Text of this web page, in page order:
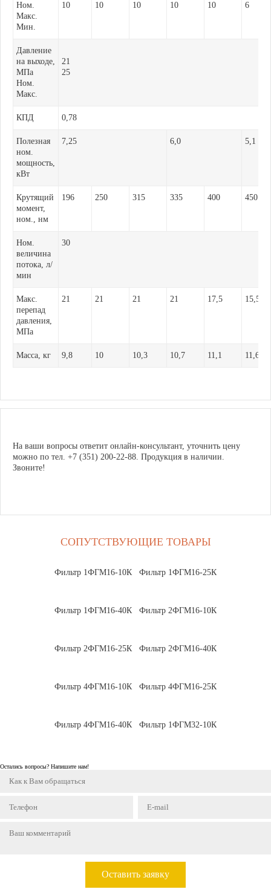
Ном.
Макс.
Мин.
10
10
10
10
10
6
Давление
на выходе,
МПа
Ном.
Макс.
21
25
КПД 0,78
Полезная
ном.
мощность,
кВт
7,25 6,0 5,1
Крутящий
момент,
ном., нм
196 250 315 335 400 450
Ном.
величина
потока, л/
мин
30
Макс.
перепад
давления,
МПа
21 21 21 21 17,5 15,5
Масса, кг 9,8 10 10,3 10,7 11,1 11,6
На ваши вопросы ответит онлайн-консультант, уточнить цену
можно по тел. +7 (351) 200-22-88. Продукция в наличии.
Звоните!
СОПУТСТВУЮЩИЕ ТОВАРЫ
Фильтр 1ФГМ16-10К Фильтр 1ФГМ16-25К
Фильтр 1ФГМ16-40К Фильтр 2ФГМ16-10К
Фильтр 2ФГМ16-25К Фильтр 2ФГМ16-40К
Фильтр 4ФГМ16-10К Фильтр 4ФГМ16-25К
Фильтр 4ФГМ16-40К Фильтр 1ФГМ32-10К
Остались вопросы? Напишите нам!
Оставить заявку